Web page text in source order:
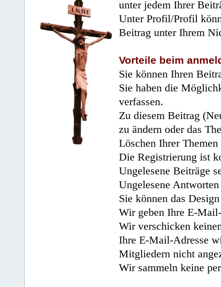
unter jedem Ihrer
Unter Profil/Profil
Beitrag unter Ihrem
Vorteile beim
Sie können Ihren
Sie haben die
verfassen.
Zu diesem Beitrag
zu ändern oder das
Löschen Ihrer
Die Registrierung ist
Ungelesene Beiträge
Ungelesene
Sie können das
Wir geben Ihre E-
Wir verschicken
Ihre E-Mail-Adresse
Mitgliedern nicht
Wir sammeln keine